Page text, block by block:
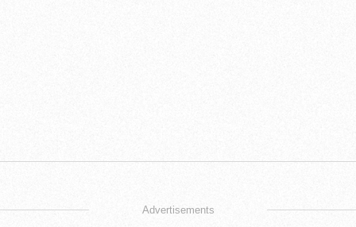
Advertisements